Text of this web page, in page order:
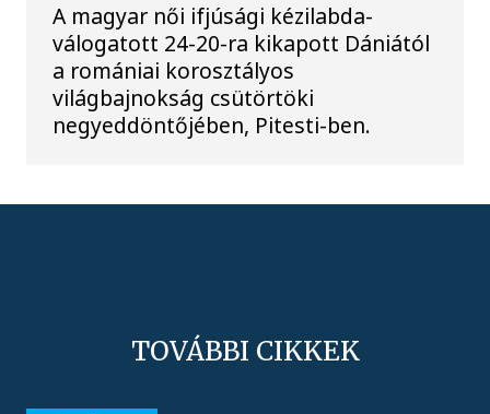
A magyar női ifjúsági kézilabda-
válogatott 24-20-ra kikapott Dániától
a romániai korosztályos
világbajnokság csütörtöki
negyeddöntőjében, Pitesti-ben.
TOVÁBBI CIKKEK